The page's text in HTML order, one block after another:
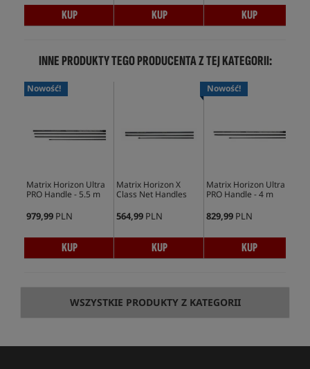
KUP KUP KUP
INNE PRODUKTY TEGO PRODUCENTA Z TEJ KATEGORII:
Nowość!
Matrix Horizon Ultra
PRO Handle - 5.5 m
979,99 PLN
KUP
Matrix Horizon X
Class Net Handles
564,99 PLN
KUP
Nowość!
Matrix Horizon Ultra
PRO Handle - 4 m
829,99 PLN
KUP
WSZYSTKIE PRODUKTY Z KATEGORII